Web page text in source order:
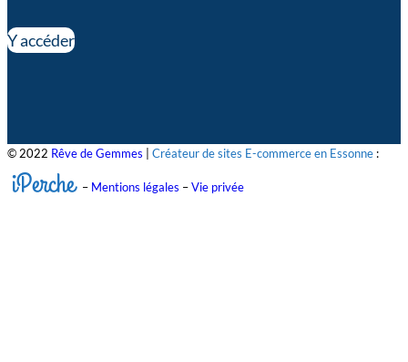
Y accéder
© 2022 Rêve de Gemmes Créateur de sites E-commerce en Essonne :
iPerche – Mentions légales –Vie privée